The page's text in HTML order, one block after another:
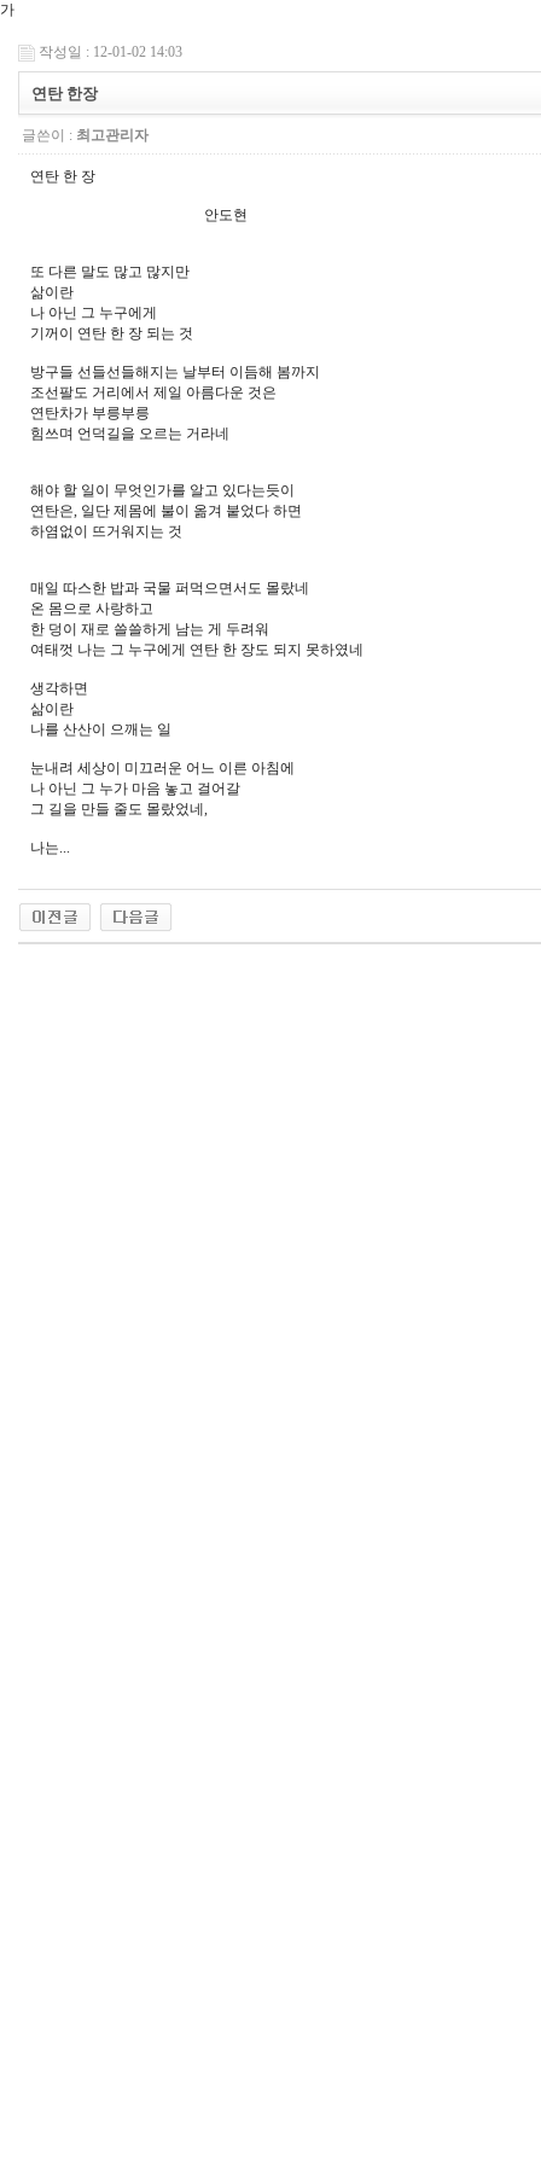
가
작성일 : 12-01-02 14:03
연탄 한장
글쓴이 : 최고관리자
연탄 한 장
안도현
또 다른 말도 많고 많지만
삶이란
나 아닌 그 누구에게
기꺼이 연탄 한 장 되는 것
방구들 선들선들해지는 날부터 이듬해 봄까지
조선팔도 거리에서 제일 아름다운 것은
연탄차가 부릉부릉
힘쓰며 언덕길을 오르는 거라네
해야 할 일이 무엇인가를 알고 있다는듯이
연탄은, 일단 제몸에 불이 옮겨 붙었다 하면
하염없이 뜨거워지는 것
매일 따스한 밥과 국물 퍼먹으면서도 몰랐네
온 몸으로 사랑하고
한 덩이 재로 쓸쓸하게 남는 게 두려워
여태껏 나는 그 누구에게 연탄 한 장도 되지 못하였네
생각하면
삶이란
나를 산산이 으깨는 일
눈내려 세상이 미끄러운 어느 이른 아침에
나 아닌 그 누가 마음 놓고 걸어갈
그 길을 만들 줄도 몰랐었네,
나는...